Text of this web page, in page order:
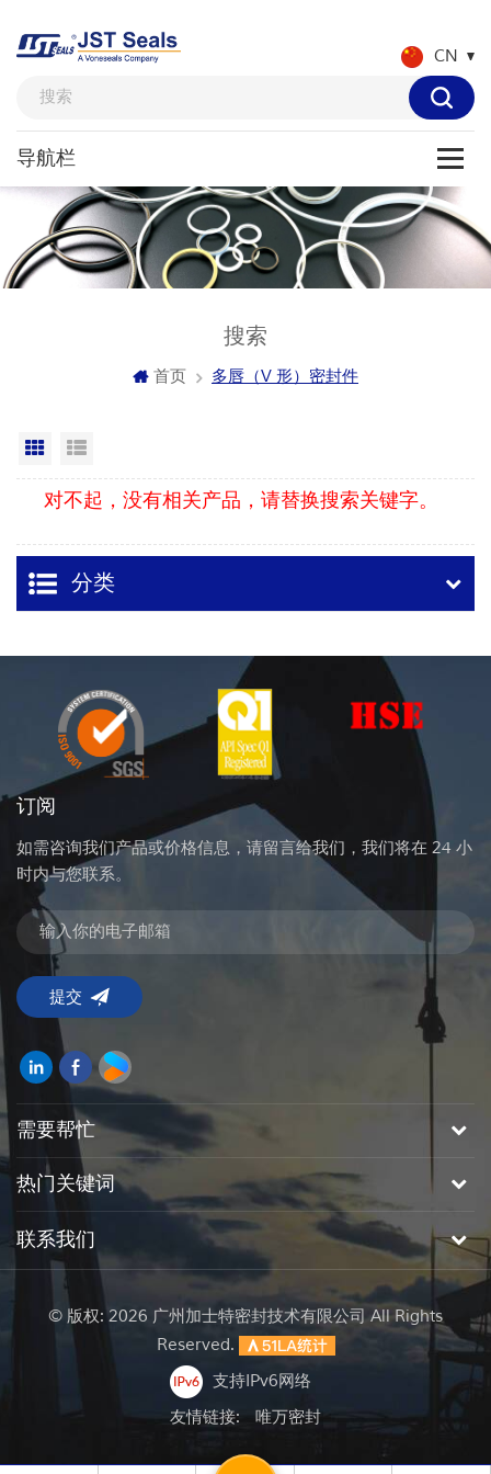
CN
搜索
首页 多唇（V 形）密封件
网格视图
对不起，没有相关产品，请替换搜索关键字。
分类
订阅
如需咨询我们产品或价格信息，请留言给我们，我们将在 24 小
时内与您联系。
需要帮忙
热门关键词
联系我们
© 版权: 2026 广州加士特密封技术有限公司 All Rights
Reserved.
支持IPv6网络
友情链接:
唯万密封